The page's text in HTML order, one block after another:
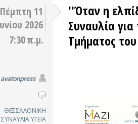
Πέμπτη 11
2026
7:30 π.μ.
avatonpress
ΘΕΣΣΑΛΟΝΙΚΗ
ΣΥΝΑΥΛΙΑΥΓΕΙΑ
''Όταν η
Συναυλία
Τμήματος